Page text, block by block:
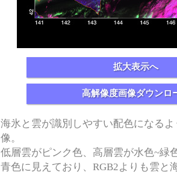
拡大表示へ
高解像度画像ダウンロ
海氷と雲が識別しやすい配色になる
像。
低層雲がピンク色、高層雲が水色~緑
青色に見えており、RGB2よりも雲と